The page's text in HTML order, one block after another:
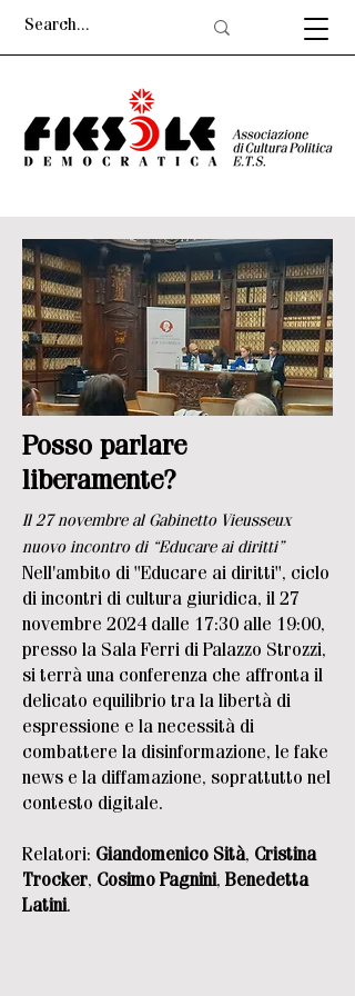
Posso parlare
liberamente?
Il 27 novembre al Gabinetto Vieusseux
nuovo incontro di “Educare ai diritti”
Nell'ambito di "Educare ai diritti", ciclo
di incontri di cultura giuridica, il 27
novembre 2024 dalle 17:30 alle 19:00,
presso la Sala Ferri di Palazzo Strozzi,
si terrà una conferenza che affronta il
delicato equilibrio tra la libertà di
espressione e la necessità di
combattere la disinformazione, le fake
news e la diffamazione, soprattutto nel
contesto digitale.
Relatori: Giandomenico Sità, Cristina
Trocker, Cosimo Pagnini, Benedetta
Latini.